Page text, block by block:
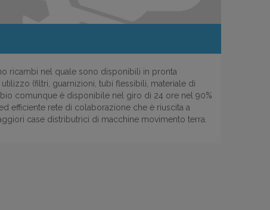
ricambi nel quale sono disponibili in pronta
(filtri, guarnizioni, tubi flessibili, materiale di
comunque è disponibile nel giro di 24 ore nel 90%
efficiente rete di colaborazione che è riuscita a
case distributrici di macchine movimento terra.